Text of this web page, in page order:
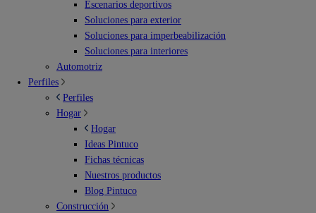
Escenarios deportivos
Soluciones para exterior
Soluciones para imperbeabilización
Soluciones para interiores
Automotriz
Perfiles
Perfiles
Hogar
Hogar
Ideas Pintuco
Fichas técnicas
Nuestros productos
Blog Pintuco
Construcción